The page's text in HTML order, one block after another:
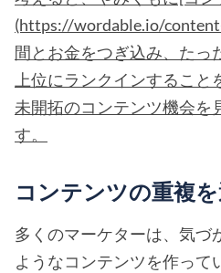
(https://wordable.io/
間とお金をつぎ込み、たっ
上位にランクインすること
未開拓のコンテンツ機会を
す。
コンテンツの重複
多くのマーケターは、気づ
ようなコンテンツを作って